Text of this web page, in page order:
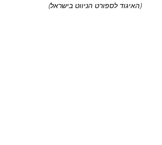
(האיגוד לספורט הניווט בישראל)